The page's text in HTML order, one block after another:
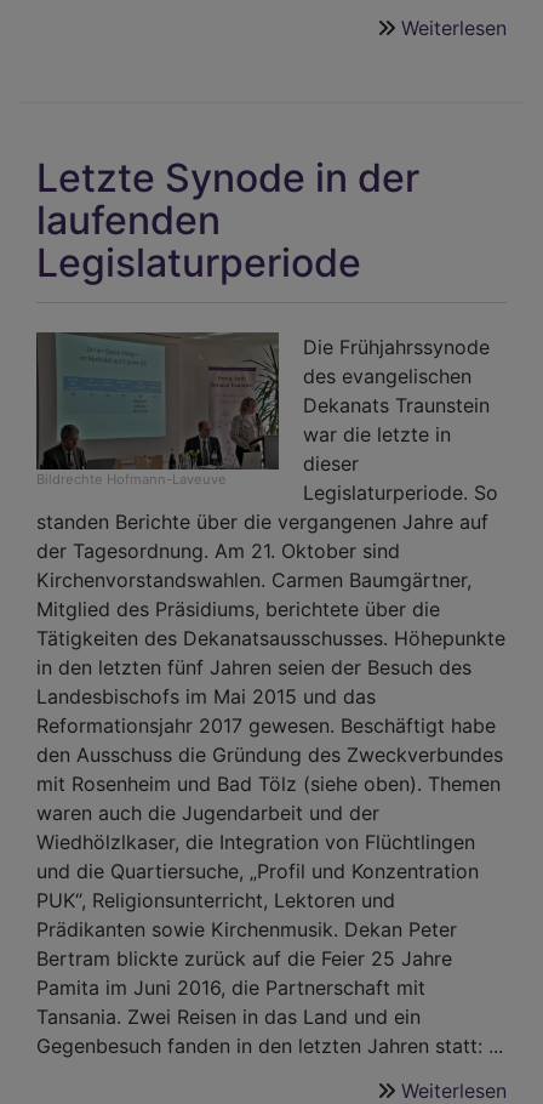
Weiterlesen
Letzte Synode in der
laufenden
Legislaturperiode
Bildrechte Hofmann-Laveuve
Die Frühjahrssynode
des evangelischen
Dekanats Traunstein
war die letzte in
dieser
Legislaturperiode. So
standen Berichte über die vergangenen Jahre auf
der Tagesordnung. Am 21. Oktober sind
Kirchenvorstandswahlen. Carmen Baumgärtner,
Mitglied des Präsidiums, berichtete über die
Tätigkeiten des Dekanatsausschusses. Höhepunkte
in den letzten fünf Jahren seien der Besuch des
Landesbischofs im Mai 2015 und das
Reformationsjahr 2017 gewesen. Beschäftigt habe
den Ausschuss die Gründung des Zweckverbundes
mit Rosenheim und Bad Tölz (siehe oben). Themen
waren auch die Jugendarbeit und der
Wiedhölzlkaser, die Integration von Flüchtlingen
und die Quartiersuche, „Profil und Konzentration
PUK“, Religionsunterricht, Lektoren und
Prädikanten sowie Kirchenmusik. Dekan Peter
Bertram blickte zurück auf die Feier 25 Jahre
Pamita im Juni 2016, die Partnerschaft mit
Tansania. Zwei Reisen in das Land und ein
Gegenbesuch fanden in den letzten Jahren statt: ...
Weiterlesen